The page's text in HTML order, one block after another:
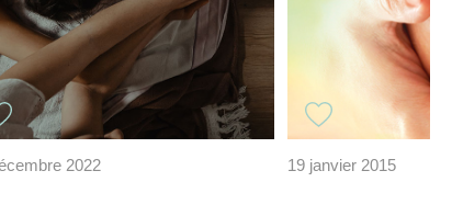
2022 19 janvier 2015